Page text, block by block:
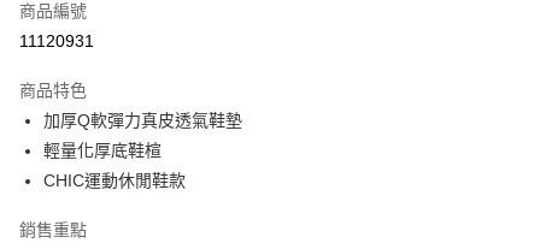
街口支付
宅配
每筆NT$90，滿NT$1,000(含以上)免運費
商品編號
11120931
商品特色
加厚Q軟彈力真皮透氣鞋墊
輕量化厚底鞋楦
CHIC運動休閒鞋款
銷售重點